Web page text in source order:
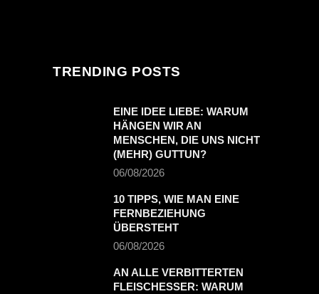
TRENDING POSTS
EINE IDEE LIEBE: WARUM
HÄNGEN WIR AN
MENSCHEN, DIE UNS NICHT
(MEHR) GUTTUN?
06/08/2026
10 TIPPS, WIE MAN EINE
FERNBEZIEHUNG
ÜBERSTEHT
06/08/2026
AN ALLE VERBITTERTEN
FLEISCHESSER: WARUM